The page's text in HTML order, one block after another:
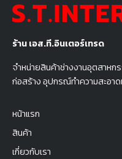
ร้าน เอส.ที.อินเตอร์เทรด
จำหน่ายสินค้าช่างงานอุตสาหก
ก่อสร้าง อุปกรณ์ทำความสะอา
หน้าแรก
สินค้า
เกี่ยวกับเรา